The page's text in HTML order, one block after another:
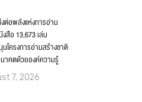
ต่อพลังแห่งการอ่าน
สือ 13,673 เล่ม
โครงการอ่านสร้างชาติ
าคตด้วยองค์ความรู้
7, 2026